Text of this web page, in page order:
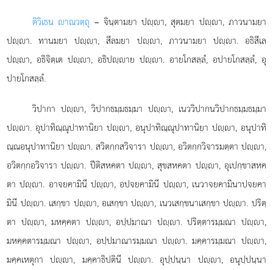
ติวิเธน าณวตฺถุ – จินฺตามยา ปฺา, สุตมยา ปฺา, ภาวนามยา
ปฺา. ทานมยา ปฺา, สีลมยา ปฺา, ภาวนามยา ปฺา. อธิสีเล
ปฺา, อธิจิตฺเต ปฺา, อธิปฺาย ปฺา. อายโกสลฺลํ, อปายโกสลฺลํ, อุ
ปายโกสลฺลํ.
วิปากา ปฺา, วิปากธมฺมธมฺมา ปฺา, เนววิปากนวิปากธมฺมธมฺมา
ปฺา. อุปาทิณฺณุปาทานิยา ปฺา, อนุปาทิณฺณุปาทานิยา ปฺา, อนุปาทิ
ณฺณอนุปาทานิยา ปฺา. สวิตกฺกสวิจารา ปฺา, อวิตกฺกวิจารมตฺตา ปฺา,
อวิตกฺกอวิจารา ปฺา. ปีติสหคตา ปฺา, สุขสหคตา ปฺา, อุเปกฺขาสหค
ตา ปฺา. อาจยคามินี ปฺา, อปจยคามินี ปฺา, เนวาจยคามินาปจยคา
มินี ปฺา. เสกฺขา ปฺา, อเสกฺขา ปฺา, เนวเสกฺขนาเสกฺขา ปฺา. ปริตฺ
ตา ปฺา, มหคฺคตา ปฺา, อปฺปมาณา ปฺา. ปริตฺตารมฺมณา ปฺา,
มหคฺคตารมฺมณา ปฺา, อปฺปมาณารมฺมณา ปฺา. มคฺคารมฺมณา ปฺา,
มคฺคเหตุกา ปฺา, มคฺคาธิปตินี ปฺา. อุปฺปนฺนา ปฺา, อนุปฺปนฺนา